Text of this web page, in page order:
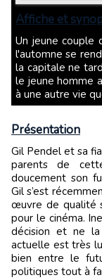
Affiche et
Un jeune couple d'américains dont le mariage est prévu à
l'automne se
la capitale ne
le jeune homme
à une autre vie
Présentation
Gil Pendel et sa fiancée, Inez, sont à Paris, en compagnie des
parents de
doucement son
Gil s’est
œuvre de qualité
pour le cinéma.
décision et ne
actuelle est très
bien entre le
politiques tout à